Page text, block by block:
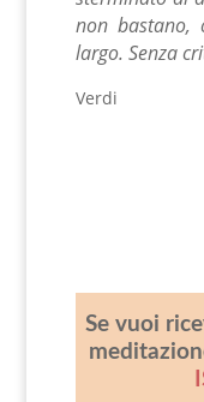
non
largo. Senza
Verdi
Se vuoi